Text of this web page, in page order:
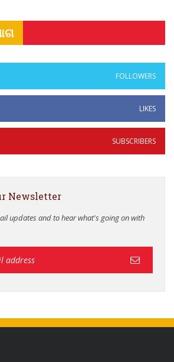
FOLLOWERS
LIKES
SUBSCRIBERS
Newsletter
updates and to hear what's going on with